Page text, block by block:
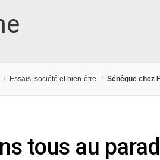
/ Essais, société et bien-être / Sénèque chez
tous au